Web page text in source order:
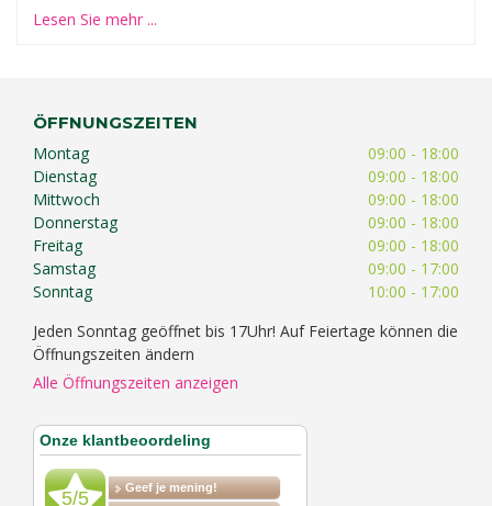
Lesen Sie mehr ...
ÖFFNUNGSZEITEN
Montag
09:00 - 18:00
Dienstag
09:00 - 18:00
Mittwoch
09:00 - 18:00
Donnerstag
09:00 - 18:00
Freitag
09:00 - 18:00
Samstag
09:00 - 17:00
Sonntag
10:00 - 17:00
Jeden Sonntag geöffnet bis 17Uhr! Auf Feiertage können die
Öffnungszeiten ändern
Alle Öffnungszeiten anzeigen